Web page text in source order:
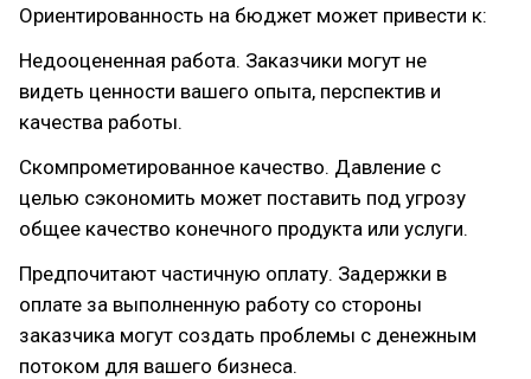
Ориентированность на бюджет может привести к:
Недооцененная работа. Заказчики могут не
видеть ценности вашего опыта, перспектив и
качества работы.
Скомпрометированное качество. Давление с
целью сэкономить может поставить под угрозу
общее качество конечного продукта или услуги.
Предпочитают частичную оплату. Задержки в
оплате за выполненную работу со стороны
заказчика могут создать проблемы с денежным
потоком для вашего бизнеса.